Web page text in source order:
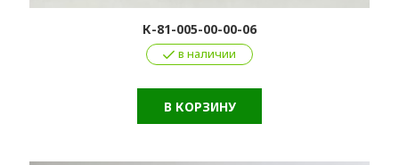
К-81-005-00-00-06
в наличии
В КОРЗИНУ